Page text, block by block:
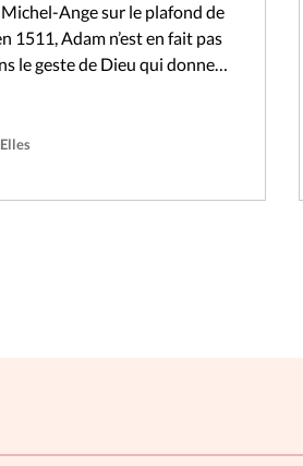
Ange sur le plafond de
1511, Adam n’est en fait pas
le geste de Dieu qui donne…